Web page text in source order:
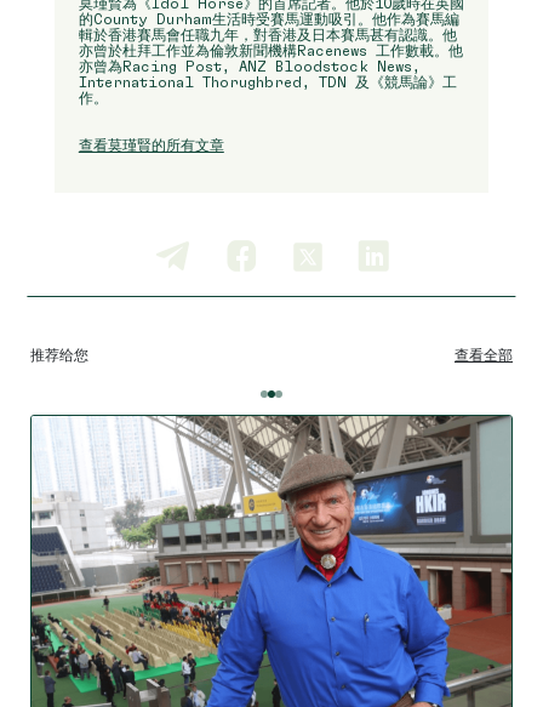
的County Durham生活時受賽馬運動吸引。他作為賽馬編
輯於香港賽馬會任職九年，對香港及日本賽馬甚有認識。他
亦曾於杜拜工作並為倫敦新聞機構Racenews 工作數載。他
亦曾為Racing Post, ANZ Bloodstock News,
International Thorughbred, TDN 及《競馬論》工
作。
查看莫瑾賢的所有文章
推荐给您 查看全部